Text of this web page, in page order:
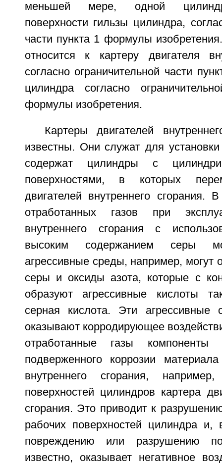
меньшей мере, одной
поверхности гильзы цилиндра,
части пункта 1 формулы
относится к картеру двигателя
согласно ограничительной части
цилиндра согласно
формулы изобретения.
Картеры двигателей
известны. Они служат для
содержат цилиндры с
поверхностями, в которых
двигателей внутреннего сгорания.
отработанных газов при
внутреннего сгорания с
высоким содержанием серы
агрессивные среды, например, могут
серы и оксиды азота, которые с
образуют агрессивные кислоты
серная кислота. Эти агрессивные
оказывают корродирующее
отработанные газы компоненты
подверженного коррозии
внутреннего сгорания,
поверхностей цилиндров картера
сгорания. Это приводит к
рабочих поверхностей цилиндра и,
повреждению или разрушению
известно, оказывает негативное